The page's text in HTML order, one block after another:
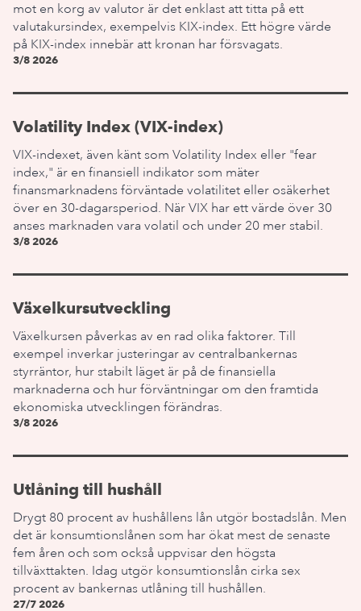
mot en korg av valutor är det enklast att titta på ett
valutakursindex, exempelvis KIX-index. Ett högre värde
på KIX-index innebär att kronan har försvagats.
3/8 2026
Volatility Index (VIX-index)
VIX-indexet, även känt som Volatility Index eller "fear
index," är en finansiell indikator som mäter
finansmarknadens förväntade volatilitet eller osäkerhet
över en 30-dagarsperiod. När VIX har ett värde över 30
anses marknaden vara volatil och under 20 mer stabil.
3/8 2026
Växelkursutveckling
Växelkursen påverkas av en rad olika faktorer. Till
exempel inverkar justeringar av centralbankernas
styrräntor, hur stabilt läget är på de finansiella
marknaderna och hur förväntningar om den framtida
ekonomiska utvecklingen förändras.
3/8 2026
Utlåning till hushåll
Drygt 80 procent av hushållens lån utgör bostadslån. Men
det är konsumtionslånen som har ökat mest de senaste
fem åren och som också uppvisar den högsta
tillväxttakten. Idag utgör konsumtionslån cirka sex
procent av bankernas utlåning till hushållen.
27/7 2026